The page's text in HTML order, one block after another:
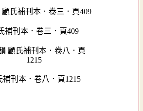
補刊本．卷三．頁409
補刊本．卷八．頁1215